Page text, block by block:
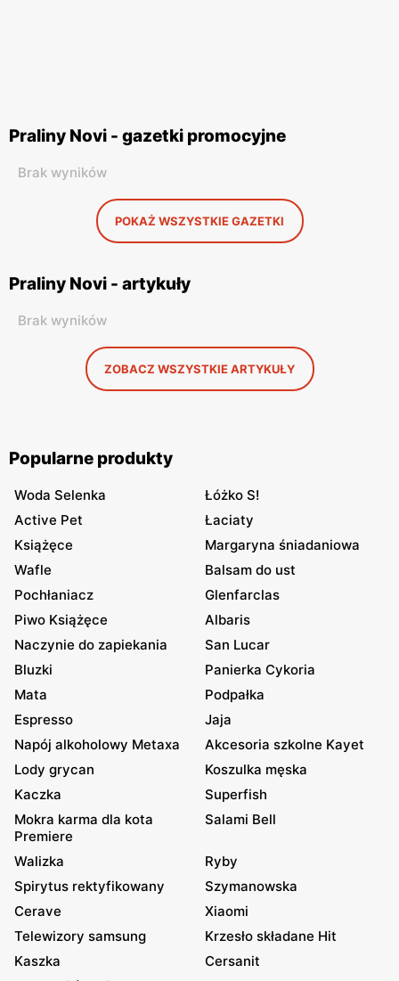
Praliny Novi - gazetki promocyjne
Brak wyników
POKAŻ WSZYSTKIE GAZETKI
Praliny Novi - artykuły
Brak wyników
ZOBACZ WSZYSTKIE ARTYKUŁY
Popularne produkty
Woda Selenka
Łóżko S!
Active Pet
Łaciaty
Książęce
Margaryna śniadaniowa
Wafle
Balsam do ust
Pochłaniacz
Glenfarclas
Piwo Książęce
Albaris
Naczynie do zapiekania
San Lucar
Bluzki
Panierka Cykoria
Mata
Podpałka
Espresso
Jaja
Napój alkoholowy Metaxa
Akcesoria szkolne Kayet
Lody grycan
Koszulka męska
Kaczka
Superfish
Mokra karma dla kota
Premiere
Salami Bell
Walizka
Ryby
Spirytus rektyfikowany
Szymanowska
Cerave
Xiaomi
Telewizory samsung
Krzesło składane Hit
Kaszka
Cersanit